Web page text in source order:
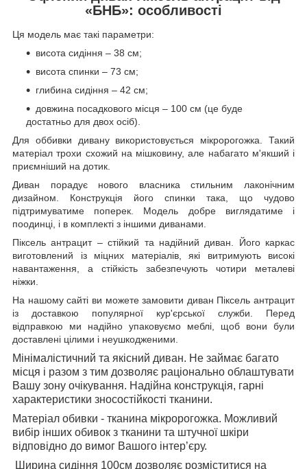
«БНБ»: особливості
Ця модель має такі параметри:
висота сидіння – 38 см;
висота спинки – 73 см;
глибина сидіння – 42 см;
довжина посадкового місця – 100 см (це буде
достатньо для двох осіб).
Для оббивки дивану використовується мікророгожка. Такий
матеріал трохи схожий на мішковину, але набагато м'якший і
приємніший на дотик.
Диван порадує нового власника стильним лаконічним
дизайном. Конструкція його спинки така, що чудово
підтримуватиме поперек. Модель добре виглядатиме і
поодинці, і в комплекті з іншими диванами.
Піксель антрацит – стійкий та надійний диван. Його каркас
виготовлений із міцних матеріалів, які витримують високі
навантаження, а стійкість забезпечують чотири металеві
ніжки.
На нашому сайті ви можете замовити диван Піксель антрацит
із доставкою популярної кур'єрської служби. Перед
відправкою ми надійно упаковуємо меблі, щоб вони були
доставлені цілими і неушкодженими.
Мінімалістичний та якісний диван. Не займає багато
місця і разом з тим дозволяє раціонально облаштувати
Вашу зону очікування. Надійна конструкція, гарні
характеристики зносостійкості тканини.
Матеріал обивки - тканина мікророгожка. Можливий
вибір інших обивок з тканини та штучної шкіри
відповідно до вимог Вашого інтер’єру.
Ширина сидіння 100см дозволяє розміститися на